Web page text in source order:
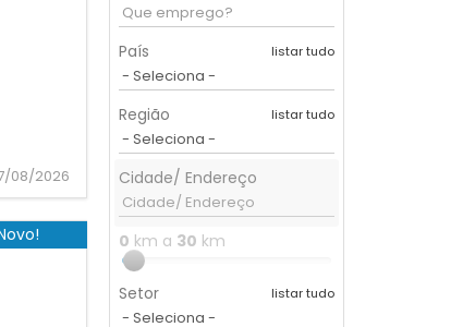
08/2026
País listar tudo
Região listar tudo
Cidade/ Endereço
0 km a 30 km
Setor listar tudo